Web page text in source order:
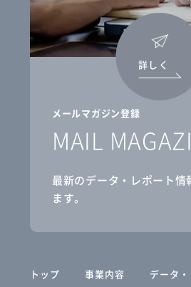
メールマガジン登録
MAIL
最新のデータ・レポート情
ます。
詳しく
トップ 事業内容
データ